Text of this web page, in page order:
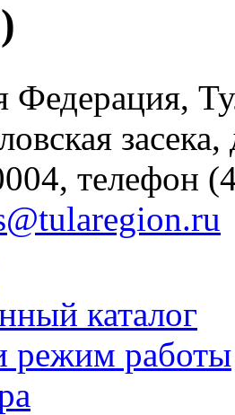
Федерация,
телефон
каталог
режим работы